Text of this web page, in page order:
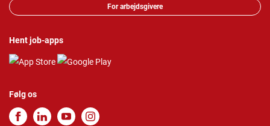
For arbejdsgivere
Hent job-apps
Følg os